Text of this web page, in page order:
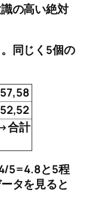
の高い絶対
同じく5個の
合計
5=4.8と5程
タを見ると